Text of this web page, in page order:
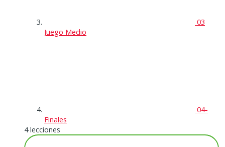
03
Juego Medio
04-
Finales
4 lecciones